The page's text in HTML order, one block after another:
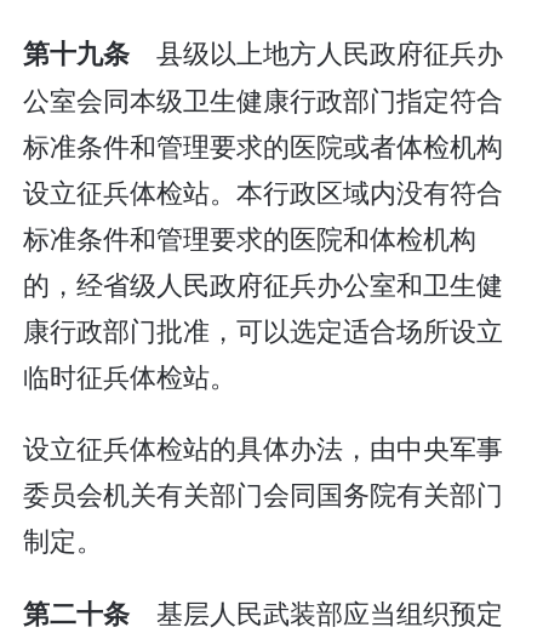
第十九条 县级以上地方人民政府征兵办
公室会同本级卫生健康行政部门指定符合
标准条件和管理要求的医院或者体检机构
设立征兵体检站。本行政区域内没有符合
标准条件和管理要求的医院和体检机构
的，经省级人民政府征兵办公室和卫生健
康行政部门批准，可以选定适合场所设立
临时征兵体检站。
设立征兵体检站的具体办法，由中央军事
委员会机关有关部门会同国务院有关部门
制定。
第二十条 基层人民武装部应当组织预定